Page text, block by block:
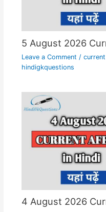
5 August 2026
Leave a Comment /
hindigkquestions
4 August 2026